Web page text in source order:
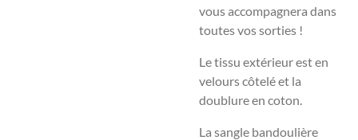
vous accompagnera dans
toutes vos sorties !
Le tissu extérieur est en
velours côtelé et la
doublure en coton.
La sangle bandoulière